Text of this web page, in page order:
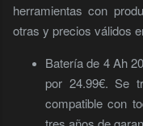
herramientas con
otras y precios válidos
Batería de 4 Ah
por 24.99€. Se
compatible con